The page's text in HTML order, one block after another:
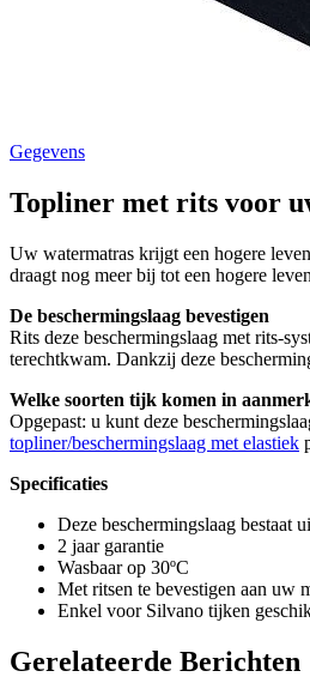
Gegevens
Topliner met rits voor
Uw watermatras krijgt een hogere
draagt nog meer bij tot een hogere
De beschermingslaag bevestigen
Rits deze beschermingslaag met rits-
terechtkwam. Dankzij deze
Welke soorten tijk komen in
Opgepast: u kunt deze
topliner/beschermingslaag met elastiek
Specificaties
Deze beschermingslaag bestaat
2 jaar garantie
Wasbaar op 30ºC
Met ritsen te bevestigen aan uw
Enkel voor Silvano tijken
Gerelateerde Berichten